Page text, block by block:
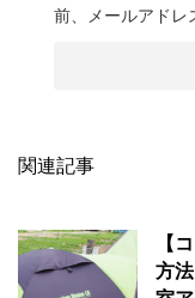
前、メールアドレ
関連記事
【
方